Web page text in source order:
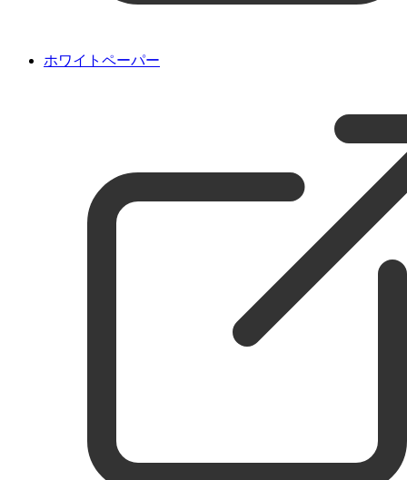
ホワイトペーパー